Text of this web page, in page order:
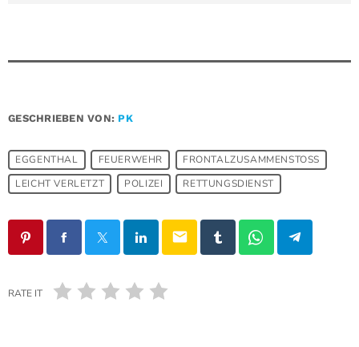
GESCHRIEBEN VON: PK
EGGENTHAL FEUERWEHR
FRONTALZUSAMMENSTOSS
LEICHT VERLETZT
POLIZEI RETTUNGSDIENST
email
RATE IT